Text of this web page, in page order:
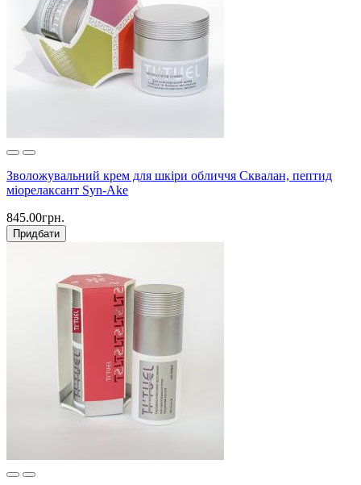
Зволожувальний крем для шкіри обличчя Сквалан, пептид
міорелаксант Syn-Ake
845.00грн.
Придбати